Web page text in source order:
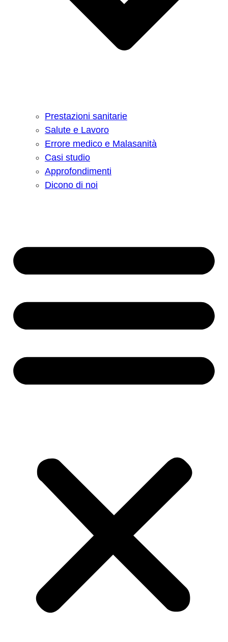
Prestazioni sanitarie
Salute e Lavoro
Errore medico e Malasanità
Casi studio
Approfondimenti
Dicono di noi